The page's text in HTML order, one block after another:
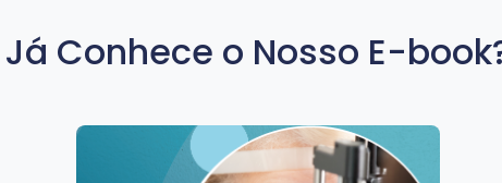
Já Conhece o Nosso E-